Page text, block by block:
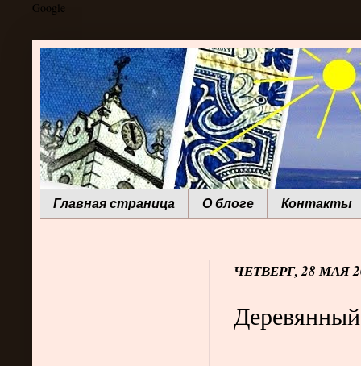
Google
Главная страница О блоге Контакты
ЧЕТВЕРГ, 28 МАЯ